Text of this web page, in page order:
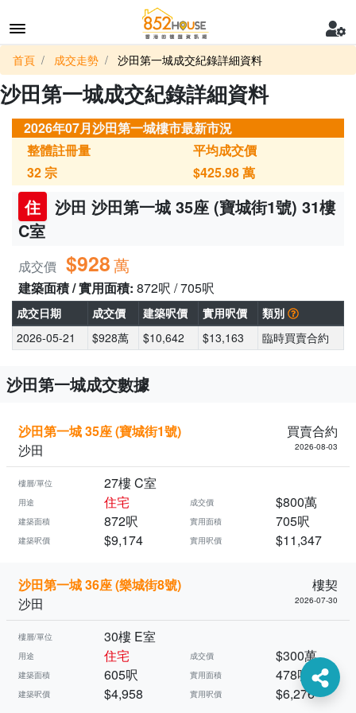
首頁 成交走勢 沙田第一城成交紀錄詳細資料
沙田第一城成交紀錄詳細資料
2026年07月沙田第一城樓市最新市況
整體註冊量
32宗
平均成交價
$425.98萬
住
沙田 沙田第一城 35座 (寶城街1號) 31樓
C室
成交價 $928萬
建築面積 / 實用面積: 872呎 / 705呎
成交日期 成交價 建築呎價 實用呎價
類別
2026-05-21
$928萬 $10,642 $13,163 臨時買賣合約
沙田第一城成交數據
沙田第一城 35座 (寶城街1號)
買賣合約
沙田
2026-08-03
樓層/單位 27樓 C室
用途 住宅 成交價 $800萬
建築面積 872呎 實用面積 705呎
建築呎價 $9,174 實用呎價 $11,347
沙田第一城 36座 (樂城街8號)
樓契
沙田
2026-07-30
樓層/單位 30樓 E室
用途 住宅 成交價 $300萬
建築面積 605呎 實用面積 478呎
建築呎價 $4,958 實用呎價 $6,276